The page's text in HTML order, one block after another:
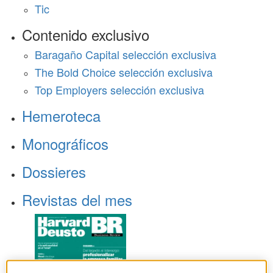
Tic
Contenido exclusivo
Baragaño Capital selección exclusiva
The Bold Choice selección exclusiva
Top Employers selección exclusiva
Hemeroteca
Monográficos
Dossieres
Revistas del mes